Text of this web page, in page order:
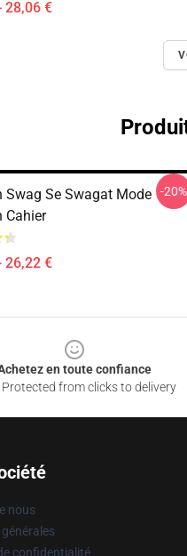
28,06 €
Swag Se Swagat Mode
Cahier
26,22 €
-20%
en toute confiance
from clicks to delivery
nous
confidentialité